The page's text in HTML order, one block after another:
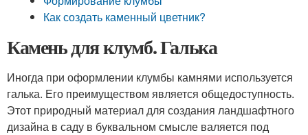
Как создать каменный цветник?
Камень для клумб. Галька
Иногда при оформлении клумбы камнями используется
галька. Его преимуществом является общедоступность.
Этот природный материал для создания ландшафтного
дизайна в саду в буквальном смысле валяется под